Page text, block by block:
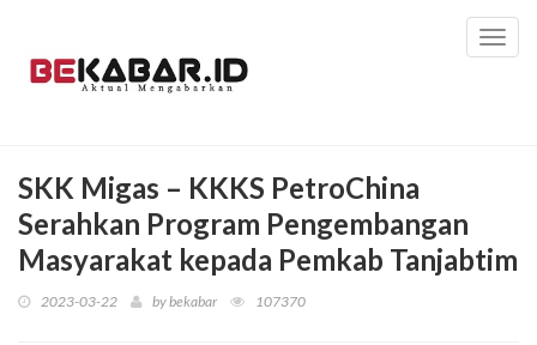
SKK Migas – KKKS PetroChina
Serahkan Program Pengembangan
Masyarakat kepada Pemkab Tanjabtim
2023-03-22 bybekabar 107370